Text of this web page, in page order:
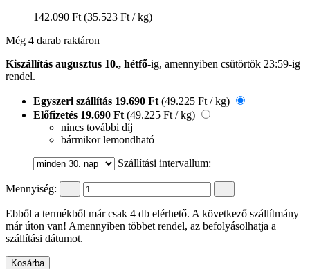
142.090 Ft (35.523 Ft / kg)
Még 4 darab raktáron
Kiszállítás augusztus 10., hétfő-ig, amennyiben csütörtök 23:59-ig
rendel.
Egyszeri szállítás 19.690 Ft (49.225 Ft / kg)
Előfizetés 19.690 Ft (49.225 Ft / kg)
nincs további díj
bármikor lemondható
Szállítási intervallum:
Mennyiség:
Ebből a termékből már csak 4 db elérhető. A következő szállítmány
már úton van! Amennyiben többet rendel, az befolyásolhatja a
szállítási dátumot.
Kosárba